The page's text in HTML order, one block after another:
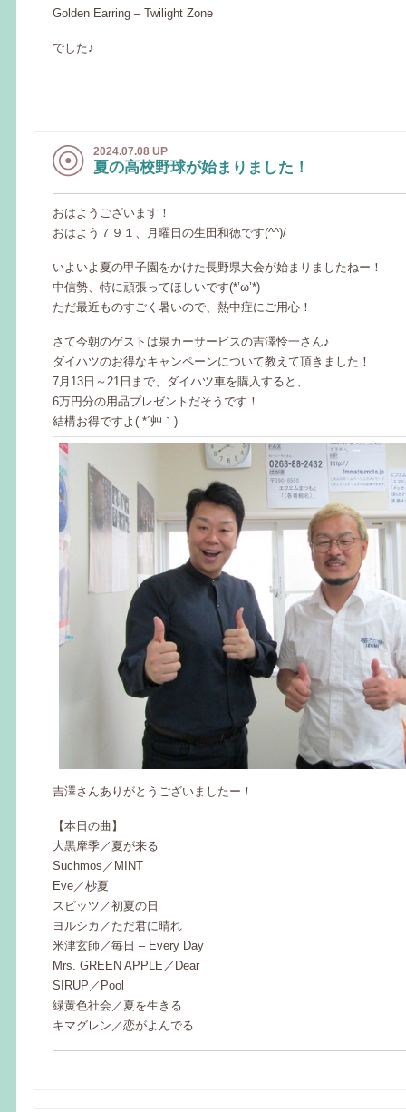
Golden Earring – Twilight Zone
でした♪
2024.07.08 UP
夏の高校野球が始まりました！
おはようございます！
おはよう７９１、月曜日の生田和徳です(^^)/
いよいよ夏の甲子園をかけた長野県大会が始まりましたねー！
中信勢、特に頑張ってほしいです(*’ω’*)
ただ最近ものすごく暑いので、熱中症にご用心！
さて今朝のゲストは泉カーサービスの吉澤怜一さん♪
ダイハツのお得なキャンペーンについて教えて頂きました！
7月13日～21日まで、ダイハツ車を購入すると、
6万円分の用品プレゼントだそうです！
結構お得ですよ( *´艸｀)
吉澤さんありがとうございましたー！
【本日の曲】
大黒摩季／夏が来る
Suchmos／MINT
Eve／杪夏
スピッツ／初夏の日
ヨルシカ／ただ君に晴れ
米津玄師／毎日 – Every Day
Mrs. GREEN APPLE／Dear
SIRUP／Pool
緑黄色社会／夏を生きる
キマグレン／恋がよんでる